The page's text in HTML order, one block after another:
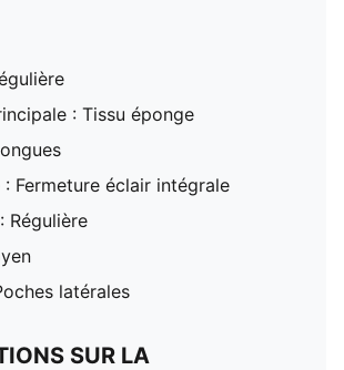
: Tissu éponge
: Fermeture éclair intégrale
Régulière
latérales
SUR LA